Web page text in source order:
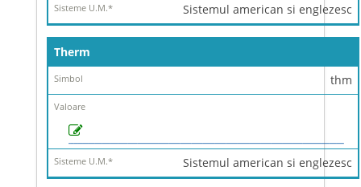
Sistemul american si englezesc
Therm
thm
Sistemul american si englezesc